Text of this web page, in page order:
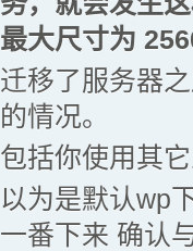
最大尺寸为
迁移了服务器
的情况。
包括你使用其
以为是默认wp
一番下来 确认